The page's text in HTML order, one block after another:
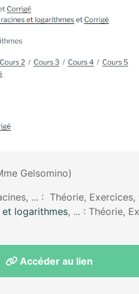
Gelsomino)
... : Théorie,
et logarithmes, ... : Théorie,
Accéder au lien